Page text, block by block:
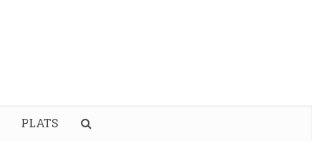
PLATS